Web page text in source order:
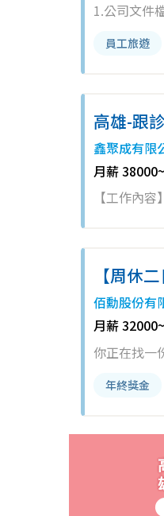
1.公司文件檔案的建立及管理 2.負責辦公室用品
不符合找出原因 8.倉庫物品、物料進出管理品，與請購單、發票及其他憑證是否相符
提撥、定期
員工旅遊
高雄-跟
鑫聚成有限
月薪
【工作內容】
開朗、口齒清晰、具
具備「護理師執照」
【福利制度與環境優勢】 看得
【技術支援獎金】專業能力提升看的
整的培訓系
班制度】 上班日：
【周休
佰勳股份有
月薪
你正在找一份穩
進貨驗收
工作介紹:
年終獎金